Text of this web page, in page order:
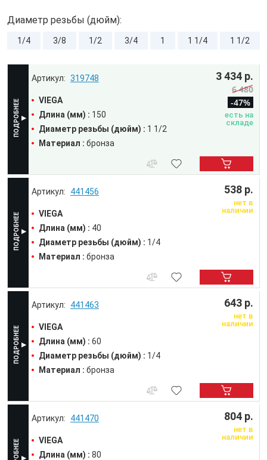
Диаметр резьбы (дюйм):
1/4 3/8 1/2 3/4 1 1 1/4 1 1/2
441456
VIEGA
Длина (мм) : 40
Диаметр резьбы (дюйм) : 1/4
Материал : бронза
538 р.
нет в
наличии
441463
VIEGA
Длина (мм) : 60
Диаметр резьбы (дюйм) : 1/4
Материал : бронза
643 р.
нет в
наличии
441470
VIEGA
Длина (мм) : 80
804 р.
нет в
наличии
319748
VIEGA
Длина (мм) : 150
Диаметр резьбы (дюйм) : 1 1/2
Материал : бронза
3 434 р.
6 480
-47%
есть на
складе